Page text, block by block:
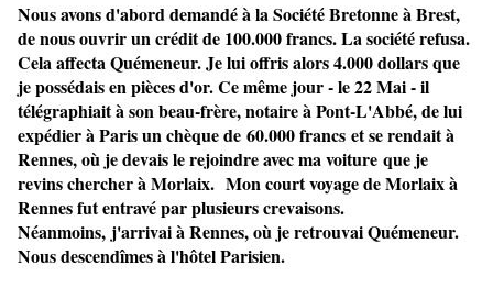
Nous avons d'abord demandé à la Société Bretonne à Brest,
de nous ouvrir un crédit de 100.000 francs. La société refusa.
Cela affecta Quémeneur. Je lui offris alors 4.000 dollars que
je possédais en pièces d'or. Ce même jour - le 22 Mai - il
télégraphiait à son beau-frère, notaire à Pont-L'Abbé, de lui
expédier à Paris un chèque de 60.000 francs et se rendait à
Rennes, où je devais le rejoindre avec ma voiture que je
revins chercher à Morlaix. Mon court voyage de Morlaix à
Rennes fut entravé par plusieurs crevaisons.
Néanmoins, j'arrivai à Rennes, où je retrouvai Quémeneur.
Nous descendîmes à l'hôtel Parisien.